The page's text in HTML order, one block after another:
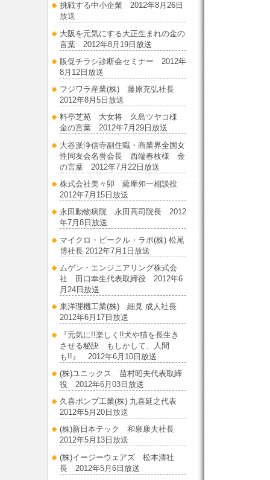
挑戦する中小企業 2012年8月26日
放送
大阪を元気にする大正生まれの金の
言葉 2012年8月19日放送
販促チラシ診断会セミナー 2012年
8月12日放送
フジワラ産業(株) 藤原充弘社長
2012年8月5日放送
料亭芝苑 大女将 久島ツヤコ様
金の言葉 2012年7月29日放送
大谷派浄信寺副住職・商業界全国女
性同友会名誉会長 西端春枝様 金
の言葉 2012年7月22日放送
株式会社美々卯 薩摩夘一相談役
2012年7月15日放送
永田動物病院 永田高司院長 2012
年7月8日放送
マイクロ・ビークル・ラボ(株) 松尾
博社長 2012年7月1日放送
ムゲン・エンジニアリング株式会
社 田口幸生代表取締役 2012年6
月24日放送
東洋理機工業(株) 細見 成人社長
2012年6月17日放送
『元気に!!楽しく!!犬や猫を長生き
させる秘訣 もしかして、人間
も!!』 2012年6月10日放送
(株)ユニックス 苗村昭夫代表取締
役 2012年6月03日放送
久喜ポンプ工業(株) 九喜延之代表
2012年5月20日放送
(株)新日本テック 和泉康夫社長
2012年5月13日放送
(株)イージーウェアズ 松本清社
長 2012年5月6日放送